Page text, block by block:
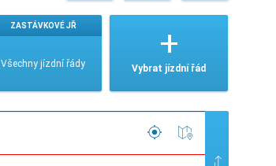
ZASTÁVKOVÉ JŘ
Všechny jízdní řády Vybrat jízdní řád